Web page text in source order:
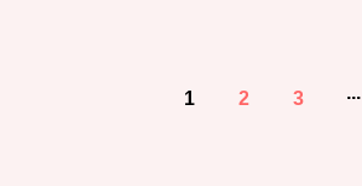
1 2 3 ...